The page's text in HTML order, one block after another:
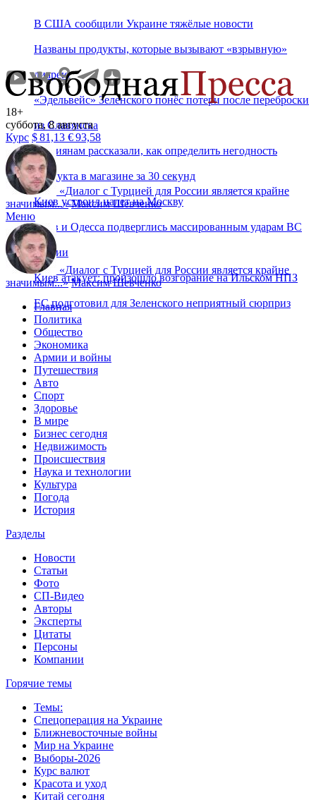
В США сообщили Украине тяжёлые новости
Названы продукты, которые вызывают «взрывную»
диарею
«Эдельвейс» Зеленского понёс потери после переброски
из Славянска
Россиянам рассказали, как определить негодность
продукта в магазине за 30 секунд
Киев устроил налет на Москву
Киев и Одесса подверглись массированным ударам ВС
России
Киев атакует: произошло возгорание на Ильском НПЗ
ЕС подготовил для Зеленского неприятный сюрприз
18+
суббота, 8 августа
Курс $81,13 €93,58
«Диалог с Турцией для России является крайне
значимым...» Максим Шевченко
Меню
«Диалог с Турцией для России является крайне
значимым...» Максим Шевченко
Главная
Политика
Общество
Экономика
Армии и войны
Путешествия
Авто
Спорт
Здоровье
В мире
Бизнес сегодня
Недвижимость
Происшествия
Наука и технологии
Культура
Погода
История
Разделы
Новости
Статьи
Фото
СП-Видео
Авторы
Эксперты
Цитаты
Персоны
Компании
Горячие темы
Темы:
Спецоперация на Украине
Ближневосточные войны
Мир на Украине
Выборы-2026
Курс валют
Красота и уход
Китай сегодня